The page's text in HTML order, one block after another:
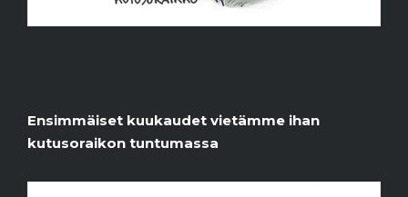
Ensimmäiset kuukaudet vietämme ihan
kutusoraikon tuntumassa